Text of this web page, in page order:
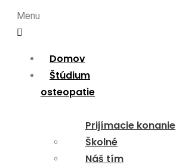
Menu
Domov
Štúdium
osteopatie
Prijímacie konanie
Školné
Náš tím